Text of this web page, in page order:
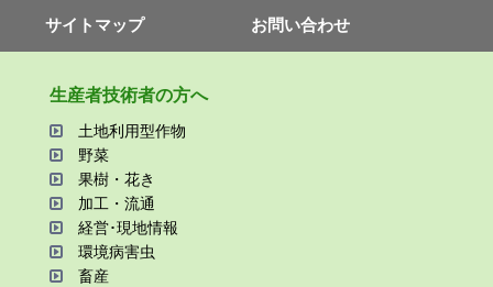
サイトマップ
お問い合わせ
⽣産者技術者の⽅へ
⼟地利⽤型作物
野菜
果樹・花き
加⼯・流通
経営･現地情報
環境病害⾍
畜産